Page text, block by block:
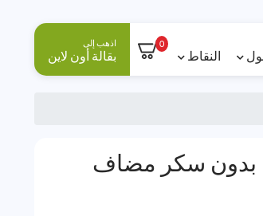
النقاط
0 اذهب إلى
بقالة أون لاين
بدون سكر مضاف